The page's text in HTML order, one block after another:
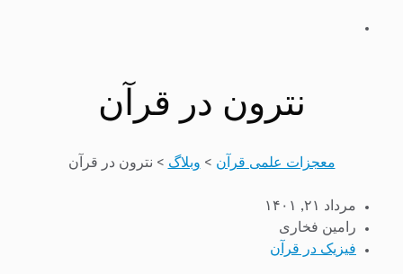
نترون در قرآن
معجزات علمی قرآن > وبلاگ > نترون در قرآن
مرداد ۲۱, ۱۴۰۱
رامین فخاری
فیزیک در قرآن